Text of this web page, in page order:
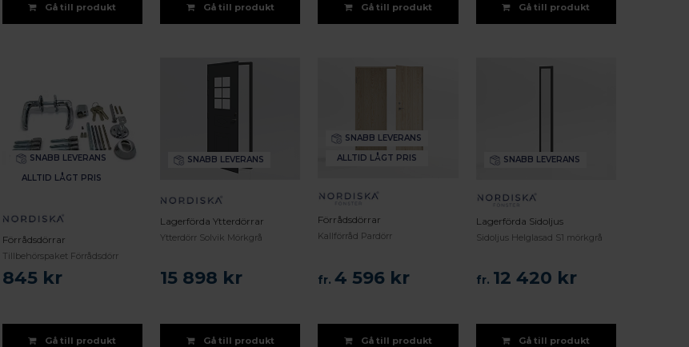
Gå till produkt Gå till produkt Gå till produkt Gå till produkt
SNABB LEVERANS
ALLTID LÅGT PRIS
Förrådsdörrar
Tillbehörspaket Förrådsdörr
845 kr
Gå till produkt
SNABB LEVERANS
Lagerförda Ytterdörrar
Ytterdörr Solvik Mörkgrå
15 898 kr
Gå till produkt
SNABB LEVERANS
ALLTID LÅGT PRIS
Förrådsdörrar
Kallförråd Pardörr
fr.4 596 kr
Gå till produkt
SNABB LEVERANS
Lagerförda Sidoljus
Sidoljus Helglasad S1 mörkgrå
fr. 12 420 kr
Gå till produkt